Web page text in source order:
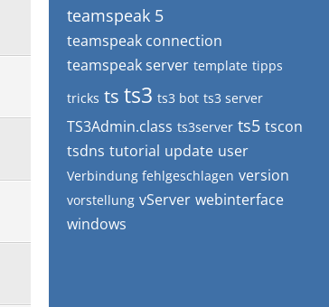
teamspeak 5
teamspeak connection
teamspeak server template tipps
tricks ts ts3 ts3 bot ts3 server
TS3Admin.class ts3server ts5 tscon
tsdns tutorial update user
Verbindung fehlgeschlagen version
vorstellung vServer webinterface
windows